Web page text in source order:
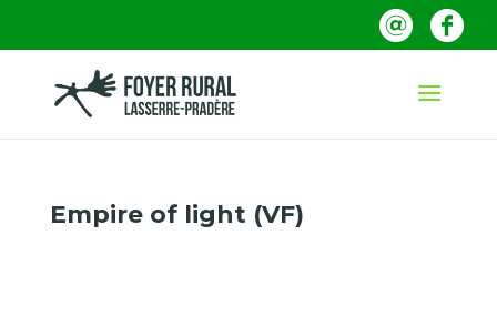
Empire of light (VF)